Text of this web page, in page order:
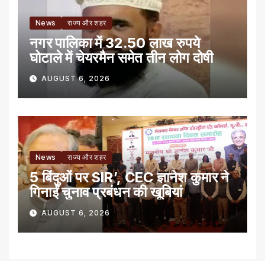
News राज्य और शहर
नगर पालिका में 32.50 लाख रुपये
घोटाले में चेयरमैन समेत तीन लोग दोषी
AUGUST 6, 2026
News राज्य और शहर
5 बिंदुओं पर SIR’, CEC ज्ञानेश कुमार ने
गिनाईं चुनाव प्रबंधन की खूबियां
AUGUST 6, 2026